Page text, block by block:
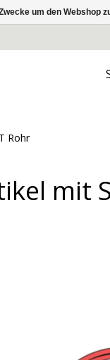
Rohr
mit
um den Webshop